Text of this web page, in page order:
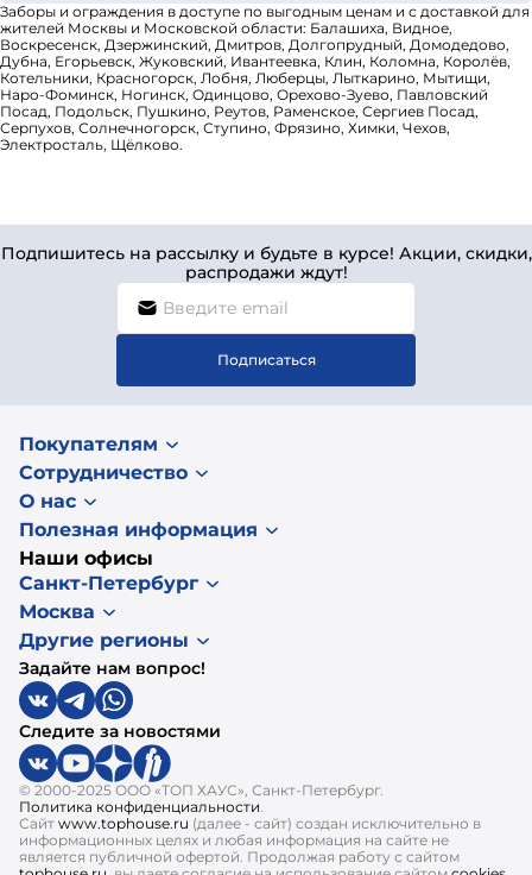
Заборы и ограждения в доступе по выгодным ценам и с доставкой для
жителей Москвы и Московской области: Балашиха, Видное,
Воскресенск, Дзержинский, Дмитров, Долгопрудный, Домодедово,
Дубна, Егорьевск, Жуковский, Ивантеевка, Клин, Коломна, Королёв,
Котельники, Красногорск, Лобня, Люберцы, Лыткарино, Мытищи,
Наро-Фоминск, Ногинск, Одинцово, Орехово-Зуево, Павловский
Посад, Подольск, Пушкино, Реутов, Раменское, Сергиев Посад,
Серпухов, Солнечногорск, Ступино, Фрязино, Химки, Чехов,
Электросталь, Щёлково.
Подпишитесь на рассылку и будьте в курсе! Акции, скидки,
распродажи ждут!
Подписаться
Покупателям
Сотрудничество
О нас
Полезная информация
Наши офисы
Санкт-Петербург
Москва
Другие регионы
Задайте нам вопрос!
Следите за новостями
© 2000-2025 ООО «ТОП ХАУС», Санкт-Петербург.
Политика конфиденциальности
Сайт www.tophouse.ru (далее - сайт) создан исключительно в
информационных целях и любая информация на сайте не
является публичной офертой. Продолжая работу с сайтом